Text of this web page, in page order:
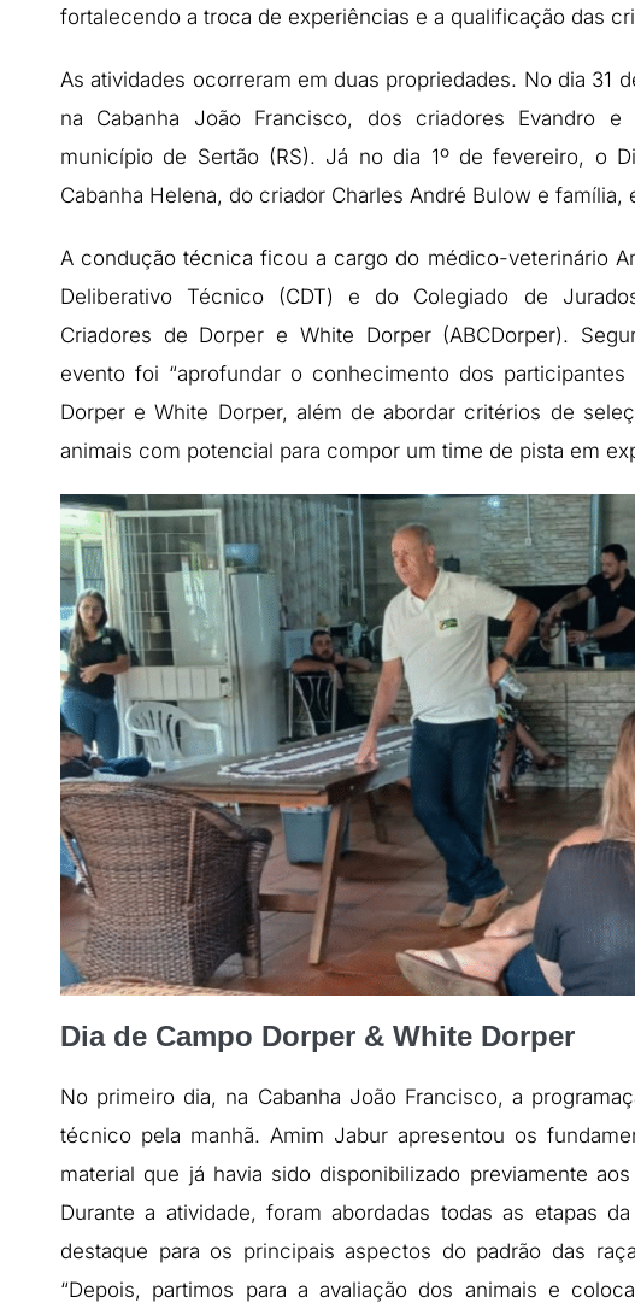
fortalecendo a troca de experiências e a qualificação das
As atividades ocorreram em duas propriedades. No dia 31
na Cabanha João Francisco, dos criadores Evandro
município de Sertão (RS). Já no dia 1º de fevereiro, o
Cabanha Helena, do criador Charles André Bulow e família,
A condução técnica ficou a cargo do médico-veterinário
Deliberativo Técnico (CDT) e do Colegiado de
Criadores de Dorper e White Dorper (ABCDorper).
evento foi “aprofundar o conhecimento dos
Dorper e White Dorper, além de abordar critérios de
animais com potencial para compor um time de pista em
Dia de Campo Dorper & White Dorper
No primeiro dia, na Cabanha João Francisco, a
técnico pela manhã. Amim Jabur apresentou os
material que já havia sido disponibilizado previamente
Durante a atividade, foram abordadas todas as etapas
destaque para os principais aspectos do padrão das
“Depois, partimos para a avaliação dos animais e